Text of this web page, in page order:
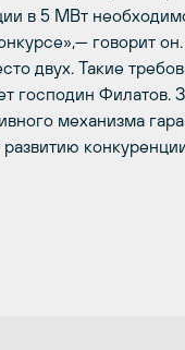
в 5 МВт
говорит
двух. Такие
господин Филатов.
механизма